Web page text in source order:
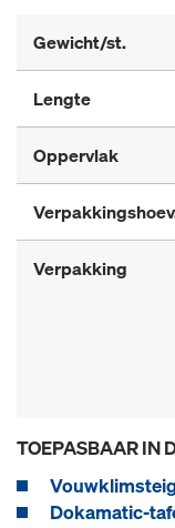
Gewicht/st.
Lengte
Oppervlak
Verpakking
TOEPASBAAR IN
Dokamatic-